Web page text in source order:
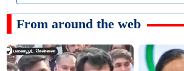
From around the web